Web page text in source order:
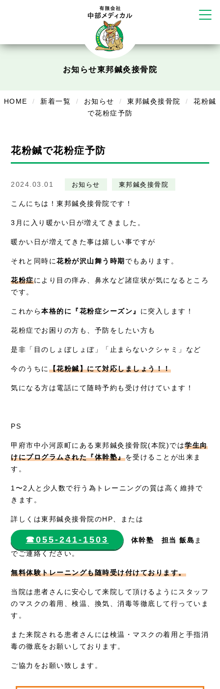
かえる堂鍼灸院 整骨院 うるま店
塚店
デイサービスあやめ
美容
美容鍼・コルギ
お知らせ
お知らせ東邦鍼灸接骨院
HOME 新着一覧 お知らせ 東邦鍼灸接骨院
花粉鍼
で花粉症予防
花粉鍼で花粉症予防
2024.03.01 お知らせ 東邦鍼灸接骨院
こんにちは！東邦鍼灸接骨院です！
3月に入り暖かい日が増えてきました。
暖かい日が増えてきた事は嬉しい事ですが
それと同時に花粉が沢山舞う時期 でもあります。
花粉症により目の痒み、鼻水など諸症状が気になるところ
です。
これから本格的に『花粉症シーズン』 に突入します！
花粉症でお困りの方も、予防をしたい方も
是非「目のしょぼしょぼ」「止まらないクシャミ」など
今のうちに 【花粉鍼】にて対応しましょう！！
気になる方は電話にて随時予約も受け付けています！
PS
甲府市中小河原町にある東邦鍼灸接骨院(本院)では学生向
けにプログラムされた『体幹塾』を受けることが出来ま
す。
1〜2人と少人数で行う為トレーニングの質は高く維持で
きます。
詳しくは東邦鍼灸接骨院のHP、または
☎︎055-241-1503 体幹塾 担当 飯島 ま
でご連絡ください。
無料体験トレーニングも随時受け付けております。
当院は患者さんに安心して来院して頂けるようにスタッフ
のマスクの着用、検温、換気、消毒等徹底して行っていま
す。
また来院される患者さんには検温・マスクの着用と手指消
毒の徹底をお願いしております。
ご協力をお願い致します。